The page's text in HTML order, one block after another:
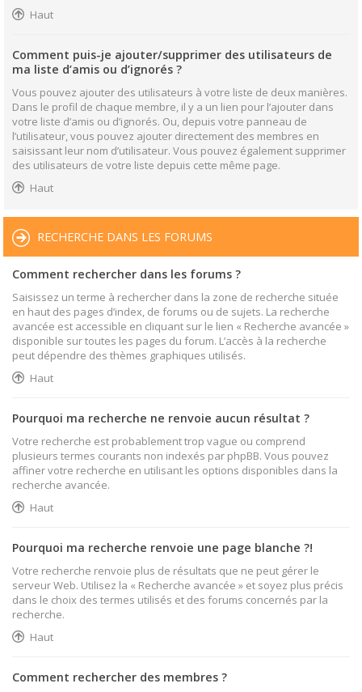
Haut
Comment puis-je ajouter/supprimer des utilisateurs de
ma liste d’amis ou d’ignorés ?
Vous pouvez ajouter des utilisateurs à votre liste de deux manières.
Dans le profil de chaque membre, il y a un lien pour l’ajouter dans
votre liste d’amis ou d’ignorés. Ou, depuis votre panneau de
l’utilisateur, vous pouvez ajouter directement des membres en
saisissant leur nom d’utilisateur. Vous pouvez également supprimer
des utilisateurs de votre liste depuis cette même page.
Haut
RECHERCHE DANS LES FORUMS
Comment rechercher dans les forums ?
Saisissez un terme à rechercher dans la zone de recherche située
en haut des pages d’index, de forums ou de sujets. La recherche
avancée est accessible en cliquant sur le lien « Recherche avancée »
disponible sur toutes les pages du forum. L’accès à la recherche
peut dépendre des thèmes graphiques utilisés.
Haut
Pourquoi ma recherche ne renvoie aucun résultat ?
Votre recherche est probablement trop vague ou comprend
plusieurs termes courants non indexés par phpBB. Vous pouvez
affiner votre recherche en utilisant les options disponibles dans la
recherche avancée.
Haut
Pourquoi ma recherche renvoie une page blanche ?!
Votre recherche renvoie plus de résultats que ne peut gérer le
serveur Web. Utilisez la « Recherche avancée » et soyez plus précis
dans le choix des termes utilisés et des forums concernés par la
recherche.
Haut
Comment rechercher des membres ?